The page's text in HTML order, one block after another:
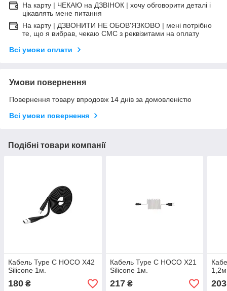
На карту | ЧЕКАЮ на ДЗВІНОК | хочу обговорити деталі і
цікавлять мене питання
На карту | ДЗВОНИТИ НЕ ОБОВ'ЯЗКОВО | мені потрібно
те, що я вибрав, чекаю СМС з реквізитами на оплату
Всі умови оплати
Умови повернення
Повернення товару впродовж 14 днів за домовленістю
Всі умови повернення
Подібні товари компанії
Кабель Type C HOCO X42
Silicone 1м.
180 ₴
Кабель Type C HOCO X21
Silicone 1м.
217₴ 203